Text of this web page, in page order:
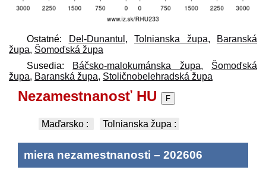
Ostatné: Del-Dunantul , Tolnianska župa,
Baranská
župa, Šomoďská župa
Susedia: Báčsko-malokumánska župa, Šomoďská
župa, Baranská župa, Stoličnobelehradská župa
Nezamestnanosť HU F
Maďarsko : Tolnianska župa :
miera nezamestnanosti – 202606